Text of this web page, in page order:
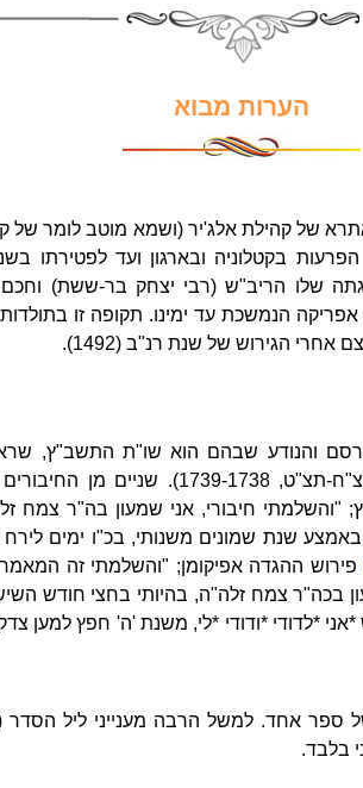
הערות מבוא
של קהילת אלג'יר (ושמא מוטב לומר של
שלו הריב"ש (רבי יצחק בר-ששת)
הנמשכת עד ימינו. תקופה זו
הגירוש של שנת רנ"ב (1492).
והנודע שבהם הוא שו"ת התשב"ץ,
כשלוש מאות שנה לאחר פטירת המחבר (תצ"ח-
"והשלמתי חיבורי, אני שמעון בה"ר
שנת שמונים משנותי, בכ"ו ימים
פירוש ההגדה אפיקומן; "והשלמתי זה
בכה"ר צמח זלה"ה, בהיותי בחצי חודש
*לדודי *ודודי *לי, משנת 'ה' חפץ למען
אחד. למשל הרבה מענייני ליל הסדר
בלבד.